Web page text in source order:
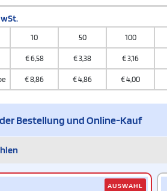
10 50 100
€6,58 €3,38 €3,16
€8,86 €4,86 €4,00
Bestellung und Online-Kauf
AUSWAHL